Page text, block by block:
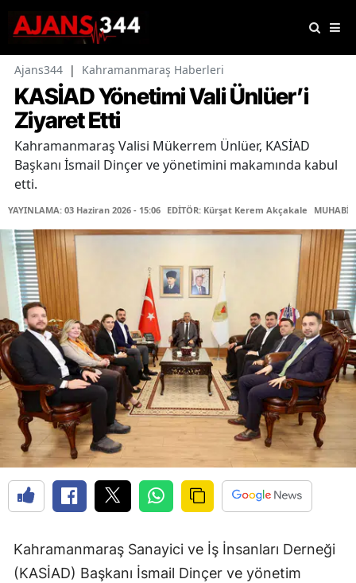
Ajans344 | Kahramanmaraş Haberleri
KASİAD Yönetimi Vali Ünlüer’i
Ziyaret Etti
Kahramanmaraş Valisi Mükerrem Ünlüer, KASİAD
Başkanı İsmail Dinçer ve yönetimini makamında kabul
etti.
YAYINLAMA: 03 Haziran 2026 - 15:06 EDİTÖR: Kürşat Kerem Akçakale
Kahramanmaraş Sanayici ve İş İnsanları Derneği
(KASİAD) Başkanı İsmail Dinçer ve yönetim